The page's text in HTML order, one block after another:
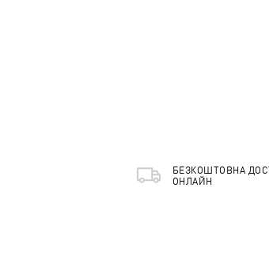
БЕЗКОШТОВНА
ОНЛАЙН